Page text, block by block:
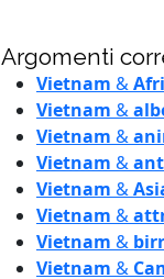
Argomenti
Vietnam &
Vietnam &
Vietnam &
Vietnam &
Vietnam &
Vietnam &
Vietnam &
Vietnam &